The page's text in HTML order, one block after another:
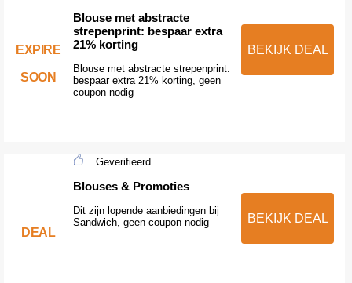
EXPIRE
SOON
Blouse met abstracte
strepenprint: bespaar extra
21% korting
Blouse met abstracte strepenprint:
bespaar extra 21% korting, geen
coupon nodig
BEKIJK DEAL
DEAL
Geverifieerd
Blouses & Promoties
Dit zijn lopende aanbiedingen bij
Sandwich, geen coupon nodig
BEKIJK DEAL